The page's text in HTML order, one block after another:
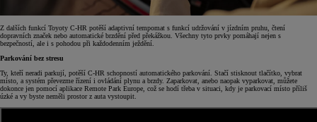
Z dalších funkcí Toyoty C-HR potěší adaptivní tempomat s funkcí udržování v jízdním pruhu, čtení
dopravních značek nebo automatické brzdění před překážkou. Všechny tyto prvky pomáhají nejen s
bezpečností, ale i s pohodou při každodenním ježdění.
Parkování bez stresu
Ty, kteří neradi parkují, potěší C-HR schopností automatického parkování. Stačí stisknout tlačítko, vybrat
místo, a systém převezme řízení i ovládání plynu a brzdy. Zaparkovat, anebo naopak vyparkovat, můžete
dokonce jen pomocí aplikace Remote Park Europe, což se hodí třeba v situaci, kdy je parkovací místo příliš
úzké a vy byste neměli prostor z auta vystoupit.